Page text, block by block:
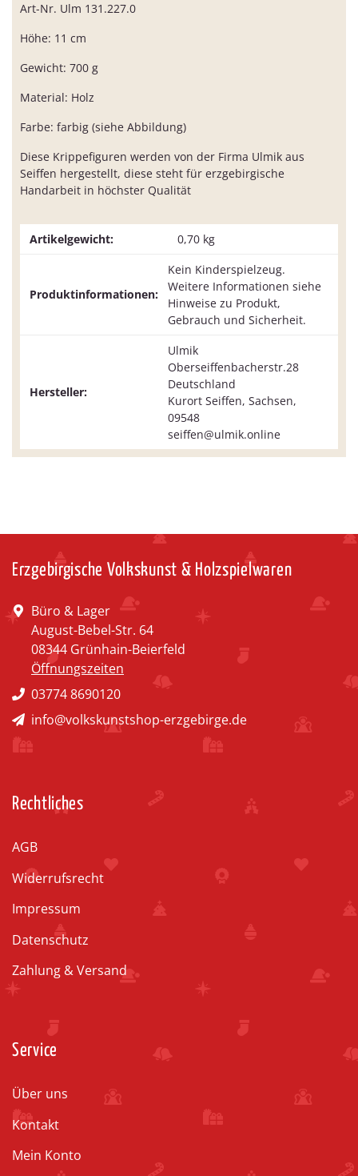
Art-Nr. Ulm 131.227.0
Höhe: 11 cm
Gewicht: 700 g
Material: Holz
Farbe: farbig (siehe Abbildung)
Diese Krippefiguren werden von der Firma Ulmik aus
Seiffen hergestellt, diese steht für erzgebirgische
Handarbeit in höchster Qualität
Artikelgewicht: 0,70 kg
Produktinformationen:
Kein Kinderspielzeug.
Weitere Informationen siehe
Hinweise zu Produkt,
Gebrauch und Sicherheit.
Hersteller:
Ulmik
Oberseiffenbacherstr.28
Deutschland
Kurort Seiffen, Sachsen,
09548
seiffen@ulmik.online
Erzgebirgische Volkskunst & Holzspielwaren
Büro & Lager
August-Bebel-Str. 64
08344 Grünhain-Beierfeld
Öffnungszeiten
03774 8690120
info@volkskunstshop-erzgebirge.de
Rechtliches
AGB
Widerrufsrecht
Impressum
Datenschutz
Zahlung & Versand
Service
Über uns
Kontakt
Mein Konto